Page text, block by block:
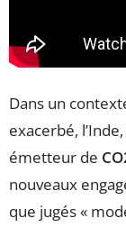
Dans un
exacerbé,
émetteur de
nouveaux
que jugés «